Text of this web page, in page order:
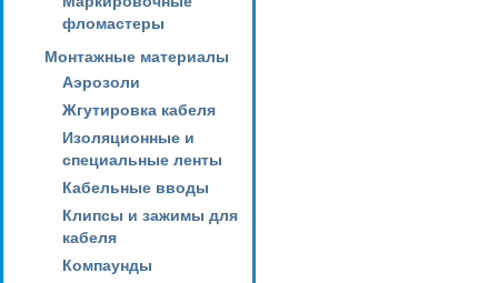
фломастеры
Монтажные материалы
Аэрозоли
Жгутировка кабеля
Изоляционные и
специальные ленты
Кабельные вводы
Клипсы и зажимы для
кабеля
Компаунды